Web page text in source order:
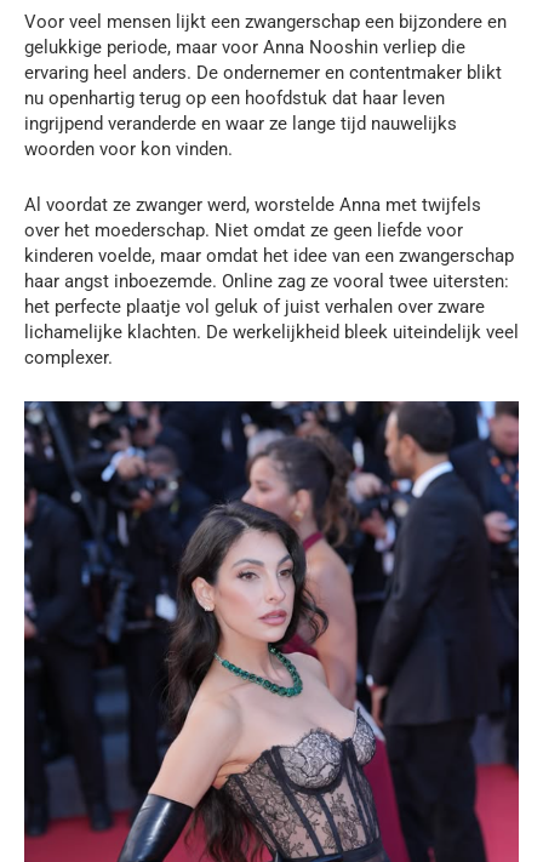
Voor veel mensen lijkt een zwangerschap een bijzondere en
gelukkige periode, maar voor Anna Nooshin verliep die
ervaring heel anders. De ondernemer en contentmaker blikt
nu openhartig terug op een hoofdstuk dat haar leven
ingrijpend veranderde en waar ze lange tijd nauwelijks
woorden voor kon vinden.
Al voordat ze zwanger werd, worstelde Anna met twijfels
over het moederschap. Niet omdat ze geen liefde voor
kinderen voelde, maar omdat het idee van een zwangerschap
haar angst inboezemde. Online zag ze vooral twee uitersten:
het perfecte plaatje vol geluk of juist verhalen over zware
lichamelijke klachten. De werkelijkheid bleek uiteindelijk veel
complexer.